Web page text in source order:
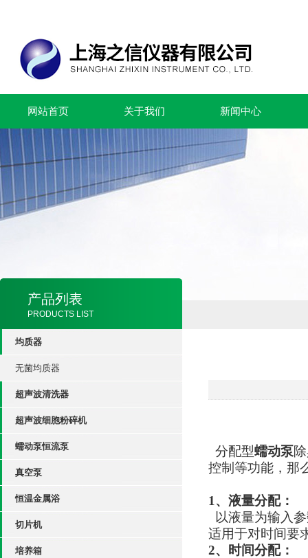
网站首页 关于我们 新闻中心
产品列表
PRODUCTS LIST
均质器
无菌均质器
超声波清洗器
超声波细胞粉碎机
蠕动泵恒流泵
真空泵
恒温金属浴
切片机
培养箱
分配型蠕动泵
控制等功能，那
1、液量分配：
以液量为输入
适用于对时间要
2、时间分配：